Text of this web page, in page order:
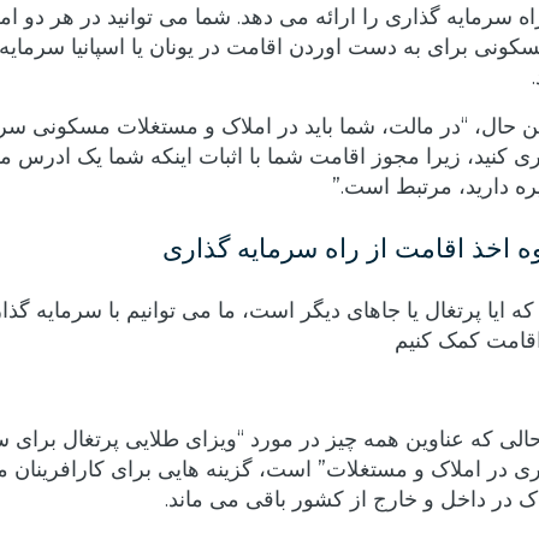
سرمایه گذاری را ارائه می دهد. شما می توانید در هر دو
برای به دست اوردن اقامت در یونان یا اسپانیا
حال، “در مالت، شما باید در املاک و مستغلات مسکونی
کنید، زیرا مجوز اقامت شما با اثبات اینکه شما یک
دارید، مرتبط است.”
اخذ اقامت از راه سرمایه گذاری
که ایا پرتغال یا جاهای دیگر است، ما می توانیم با سرمایه
کمک کنیم
که عناوین همه چیز در مورد “ویزای طلایی پرتغال برای
در املاک و مستغلات” است، گزینه هایی برای کارافرینان
در داخل و خارج از کشور باقی می ماند.